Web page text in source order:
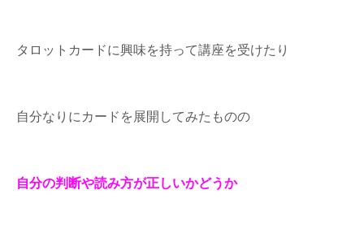
タロットカードに興味を持って講座を受けたり
自分なりにカードを展開してみたものの
自分の判断や読み方が正しいかどうか